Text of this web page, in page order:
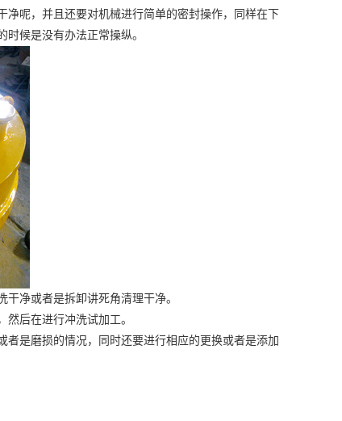
净呢，并且还要对机械进行简单的密封操作，同样在下
候是没有办法正常操纵。
净或者是拆卸讲死角清理干净。
后在进行冲洗试加工。
是磨损的情况，同时还要进行相应的更换或者是添加